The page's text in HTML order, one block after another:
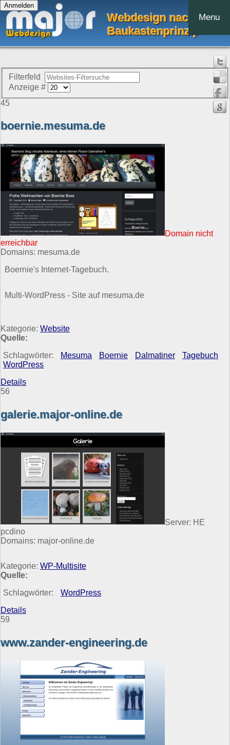
Webdesign nach dem
Baukastenprinzip
Menu
Filterfeld
Anzeige #
45
boernie.mesuma.de
Domain nicht
erreichbar
Domains: mesuma.de
Boernie's Internet-Tagebuch.
Multi-WordPress - Site auf mesuma.de
Kategorie: Website
Quelle:
Schlagwörter:
Mesuma Boernie Dalmatiner
Tagebuch
WordPress
Details
56
galerie.major-online.de
Server: HE
pcdino
Domains: major-online.de
Kategorie: WP-Multisite
Quelle:
Schlagwörter:
WordPress
Details
59
www.zander-engineering.de